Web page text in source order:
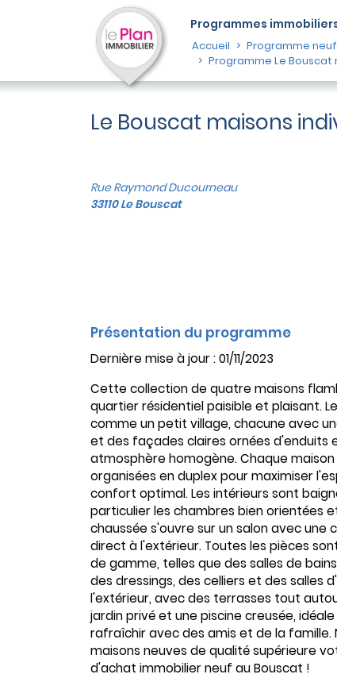
Programmes
Accueil Programme
Programme Le Bouscat
Le Bouscat maisons
Rue Raymond Ducourneau
33110 Le Bouscat
Présentation du programme
Dernière mise à jour : 01/11/2023
Cette collection de quatre maisons
quartier résidentiel paisible et plaisant.
comme un petit village, chacune avec
et des façades claires ornées d'enduits
atmosphère homogène. Chaque
organisées en duplex pour maximiser
confort optimal. Les intérieurs sont
particulier les chambres bien orientées
chaussée s'ouvre sur un salon avec une
direct à l'extérieur. Toutes les pièces
de gamme, telles que des salles de
des dressings, des celliers et des salles
l'extérieur, avec des terrasses tout
jardin privé et une piscine creusée,
rafraîchir avec des amis et de la famille.
maisons neuves de qualité supérieure
d'achat immobilier neuf au Bouscat !